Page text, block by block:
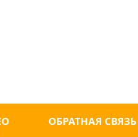
ОБРАТНАЯ СВЯЗЬ